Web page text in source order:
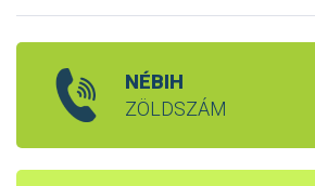
NÉBIH
ZÖLDSZÁM